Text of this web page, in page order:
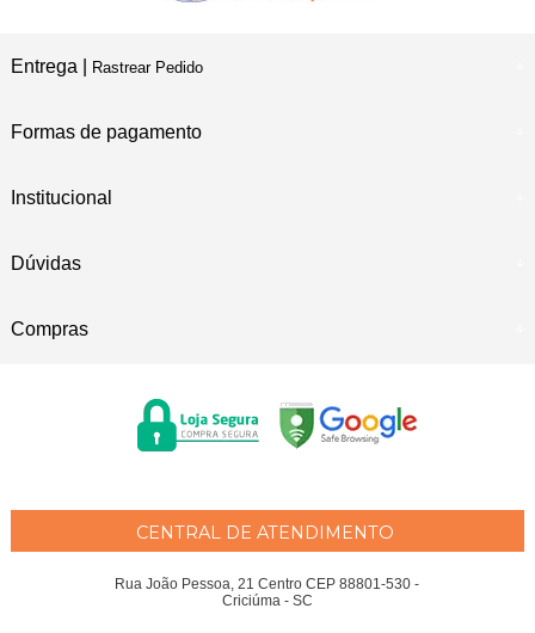
Entrega | Rastrear Pedido
Formas de pagamento
Institucional
Dúvidas
Compras
CENTRAL DE ATENDIMENTO
Rua João Pessoa, 21 Centro CEP 88801-530 -
Criciúma - SC